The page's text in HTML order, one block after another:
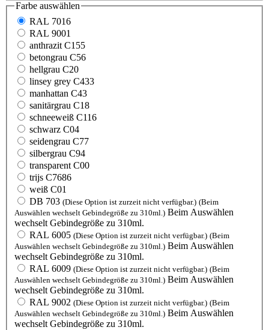
Farbe auswählen
RAL 7016
RAL 9001
anthrazit C155
betongrau C56
hellgrau C20
linsey grey C433
manhattan C43
sanitärgrau C18
schneeweiß C116
schwarz C04
seidengrau C77
silbergrau C94
transparent C00
trijs C7686
weiß C01
DB 703 (Diese Option ist zurzeit nicht verfügbar.) (Beim
Auswählen wechselt Gebindegröße zu 310ml.) Beim Auswählen
wechselt Gebindegröße zu 310ml.
RAL 6005 (Diese Option ist zurzeit nicht verfügbar.) (Beim
Auswählen wechselt Gebindegröße zu 310ml.) Beim Auswählen
wechselt Gebindegröße zu 310ml.
RAL 6009 (Diese Option ist zurzeit nicht verfügbar.) (Beim
Auswählen wechselt Gebindegröße zu 310ml.) Beim Auswählen
wechselt Gebindegröße zu 310ml.
RAL 9002 (Diese Option ist zurzeit nicht verfügbar.) (Beim
Auswählen wechselt Gebindegröße zu 310ml.) Beim Auswählen
wechselt Gebindegröße zu 310ml.